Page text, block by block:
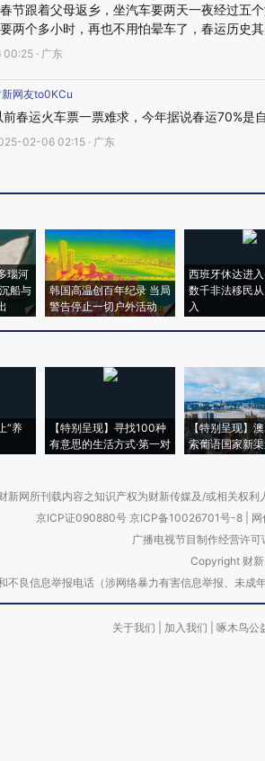
节跟着父母返乡，坐汽车要两天一夜经过五
两个多小时，再也不用怕晕车了，春运历史
· 广东
新网友to0KCu
前春运火车票一票难求，今年据说春运70%是自
02-06 02:15 · 广东
瑙河
船与
韩国高温创百年纪录 当局
警告停止一切户外活动
西班牙休达进
数千非法移民
入
“养
【特别呈现】寻找100种
有意思的生活方式·第一对
【特别呈现】
索葡语国家新
新网所刊载内容之知识产权为财新传媒及/或相关权
京ICP证090880号 京ICP备10026701号-8
广播电视节目制作经营许
Copyright 财
不良信息举报电话（涉网络暴力有害信息举报、未
关于我们 加入我们 啄木鸟公